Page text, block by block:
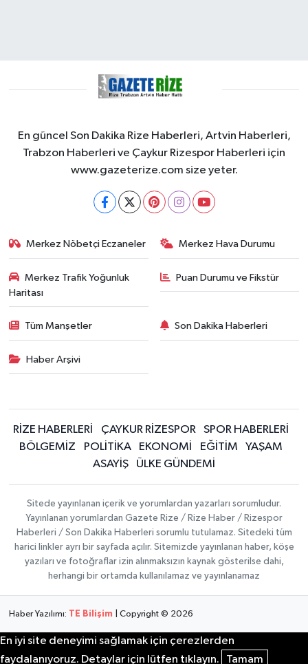
En güncel Son Dakika Rize Haberleri, Artvin Haberleri,
Trabzon Haberleri ve Çaykur Rizespor Haberleri için
www.gazeterize.com size yeter.
Merkez Nöbetçi Eczaneler Merkez Hava Durumu
Merkez Trafik Yoğunluk
Haritası
Puan Durumu ve Fikstür
Tüm Manşetler Son Dakika Haberleri
Haber Arşivi
RİZE HABERLERİ ÇAYKUR RİZESPOR
SPOR HABERLERİ
BÖLGEMİZ
POLİTİKA EKONOMİ EĞİTİM
YAŞAM
ASAYİŞ
ÜLKE GÜNDEMİ
Sitede yayınlanan içerik ve yorumlardan yazarları sorumludur.
Yayınlanan yorumlardan Gazete Rize / Rize Haber / Rizespor
Haberleri / Son Dakika Haberleri sorumlu tutulamaz. Sitedeki tüm
harici linkler ayrı bir sayfada açılır. Sitemizde yayınlanan haber, köşe
yazıları ve fotoğraflar izin alınmaksızın kaynak gösterilse dahi,
herhangi bir ortamda kullanılamaz ve yayınlanamaz
Haber Yazılımı: TE Bilişim | Copyright © 2026
En iyi site deneyimi sağlamak için çerezlerden
faydalanıyoruz. Detaylar için lütfen tıklayın.
Tamam